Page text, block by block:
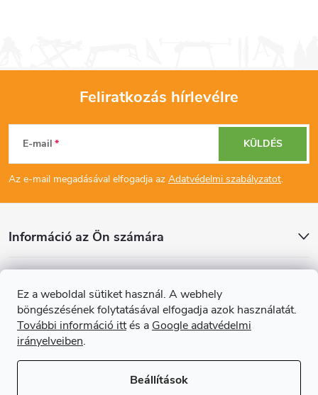
Ez a weboldal sütiket használ. A webhely
böngészésének folytatásával elfogadja azok használatát.
További információ ittés a Google adatvédelmi
irányelveiben.
Beállítások
L
á
b
é
Feliratkozás hírlevélre
E-mail
Az e-mail megadásával elfogadja az Adatvédelmi szabályzatot.
KÜLDÉS
Információ az Ön számára
Online fizetési lehetőséget biztosítunk